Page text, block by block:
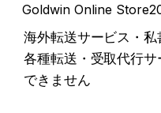
Goldwin Online Store
海外転送サービス・私
各種転送・受取代行
できません